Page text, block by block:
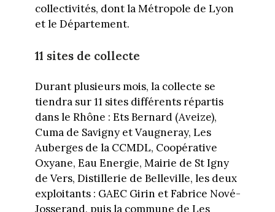
collectivités, dont la Métropole de Lyon
et le Département.
11 sites de collecte
Durant plusieurs mois, la collecte se
tiendra sur 11 sites différents répartis
dans le Rhône : Ets Bernard (Aveize),
Cuma de Savigny et Vaugneray, Les
Auberges de la CCMDL, Coopérative
Oxyane, Eau Energie, Mairie de St Igny
de Vers, Distillerie de Belleville, les deux
exploitants : GAEC Girin et Fabrice Nové-
Josserand, puis la commune de Les